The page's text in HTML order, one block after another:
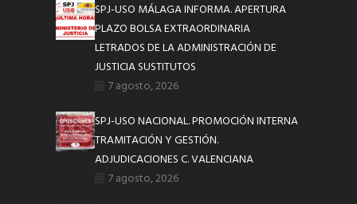
SPJ-USO MÁLAGA INFORMA. APERTURA
PLAZO BOLSA EXTRAORDINARIA
LETRADOS DE LA ADMINISTRACIÓN DE
JUSTICIA SUSTITUTOS
7 agosto, 2026
SPJ-USO NACIONAL. PROMOCIÓN INTERNA
TRAMITACIÓN Y GESTIÓN.
ADJUDICACIONES C. VALENCIANA
7 agosto, 2026